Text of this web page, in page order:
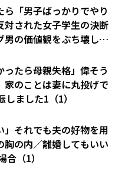
「男子ばっかりでやり
対された女子学生の決断
男の価値観をぶち壊した
ったら母親失格」偉そう
家のことは妻に丸投げで
ました1（1）
」それでも夫の好物を用
胸の内／離婚してもいい
（1）